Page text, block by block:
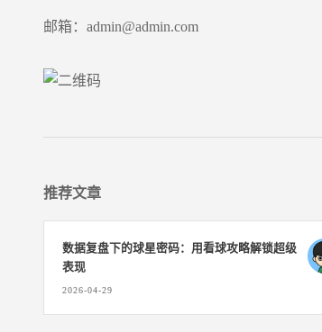
邮箱：admin@admin.com
推荐文章
数据复盘下的球星密码：用看球攻略解锁超级
表现
2026-04-29